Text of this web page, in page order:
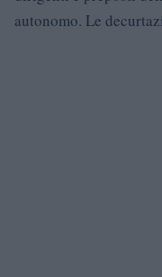
autonomo. Le